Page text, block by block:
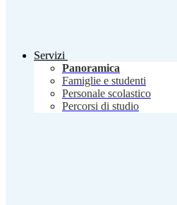
Servizi
Panoramica
Famiglie e studenti
Personale scolastico
Percorsi di studio